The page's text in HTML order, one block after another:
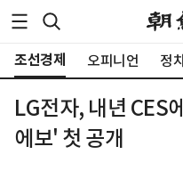
조선경제 오피니언 정치
LG전자, 내년 CES
에보' 첫 공개